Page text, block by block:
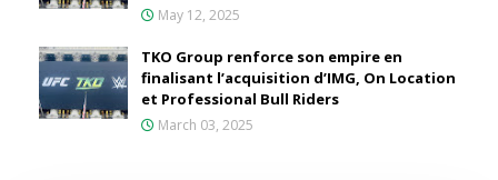
May 12, 2025
TKO Group renforce son empire en
finalisant l’acquisition d’IMG, On Location
et Professional Bull Riders
March 03, 2025